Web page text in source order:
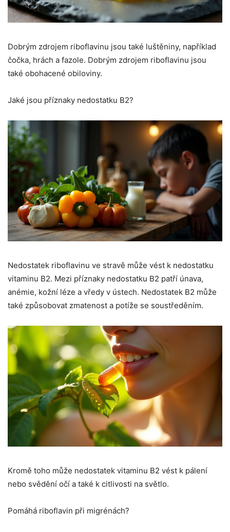
Dobrým zdrojem riboflavinu jsou také luštěniny, například
čočka, hrách a fazole. Dobrým zdrojem riboflavinu jsou
také obohacené obiloviny.
Jaké jsou příznaky nedostatku B2?
Nedostatek riboflavinu ve stravě může vést k nedostatku
vitaminu B2. Mezi příznaky nedostatku B2 patří únava,
anémie, kožní léze a vředy v ústech. Nedostatek B2 může
také způsobovat zmatenost a potíže se soustředěním.
Kromě toho může nedostatek vitaminu B2 vést k pálení
nebo svědění očí a také k citlivosti na světlo.
Pomáhá riboflavin při migrénách?